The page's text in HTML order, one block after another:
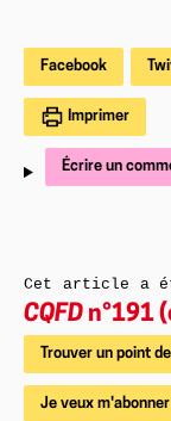
Facebook
Imprimer
Écrire un
Cet article a
CQFD n°191
Trouver un point
Je veux m'abonner